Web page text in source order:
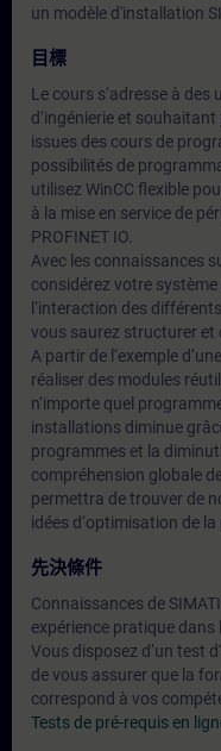
un modèle d'installation
目標
Le cours s‘adresse à
d‘ingénierie et
issues des cours de
possibilités de
utilisez WinCC flexible
à la mise en service de
PROFINET IO.
Avec les connaissances
considérez votre
l‘interaction des
vous saurez structurer et
A partir de l‘exemple
réaliser des modules
n‘importe quel
installations diminue
programmes et la
compréhension globale
permettra de trouver de
idées d‘optimisation de la
先決條件
Connaissances de
expérience pratique dans
Vous disposez d‘un test
de vous assurer que la
correspond à vos
Tests de pré-requis en